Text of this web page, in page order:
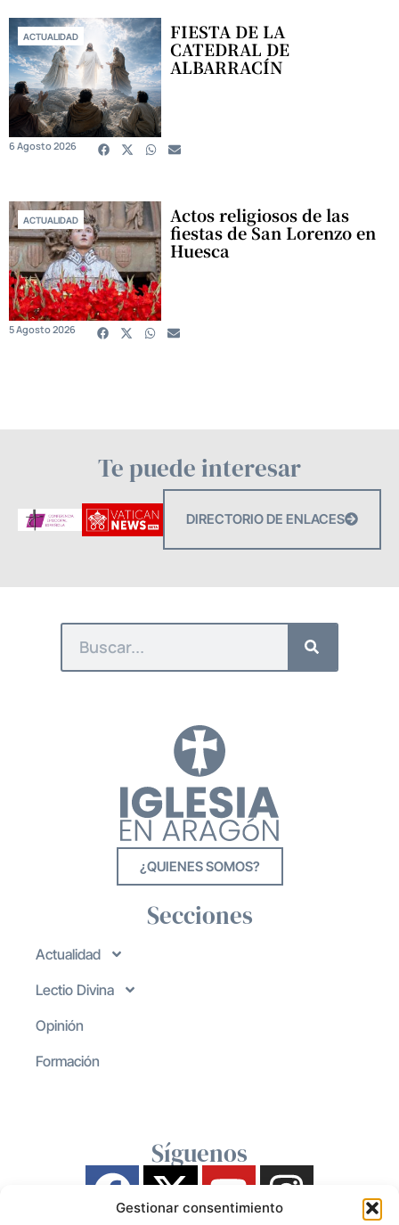
Gestionar consentimiento
ACTUALIDAD FIESTA DE LA
CATEDRAL DE
ALBARRACÍN
6 Agosto 2026
ACTUALIDAD Actos religiosos de las
fiestas de San Lorenzo en
Huesca
5 Agosto 2026
Te puede interesar
DIRECTORIO DE ENLACES
¿QUIENES SOMOS?
Secciones
Actualidad
Lectio Divina
Opinión
Formación
Síguenos